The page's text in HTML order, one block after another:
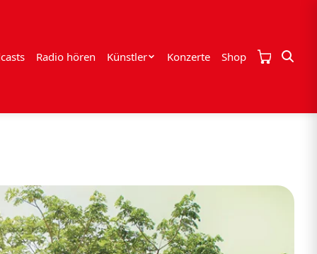
Radio hören Künstler Konzerte Shop